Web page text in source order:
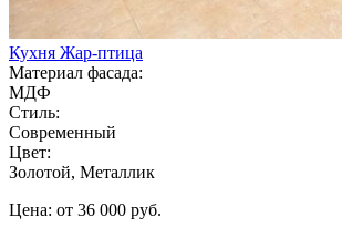
Кухня Жар-птица
Материал фасада:
МДФ
Стиль:
Современный
Цвет:
Золотой, Металлик
Цена: от 36 000 руб.